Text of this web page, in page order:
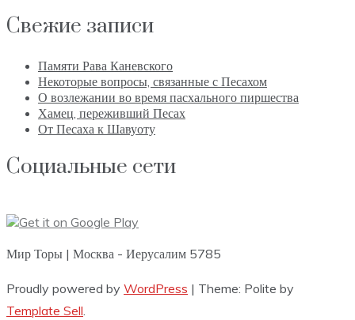
Свежие записи
Памяти Рава Каневского
Некоторые вопросы, связанные с Песахом
О возлежании во время пасхального пиршества
Хамец, переживший Песах
От Песаха к Шавуоту
Социальные сети
Мир Торы | Москва - Иерусалим 5785
Proudly powered by WordPress | Theme: Polite by
Template Sell.